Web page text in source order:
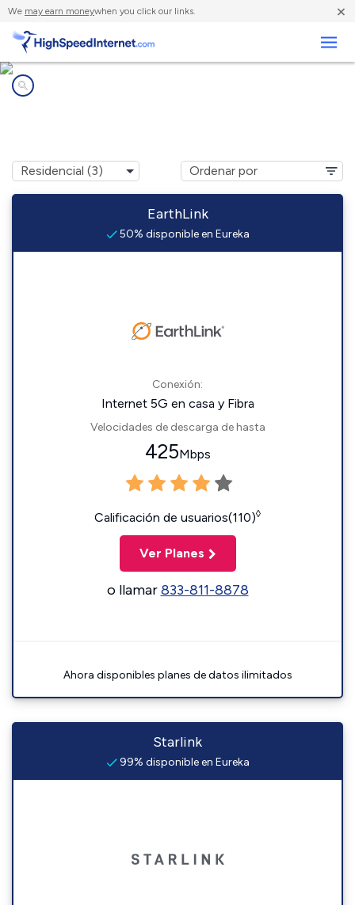
We may earn moneywhen you click our links. ×
EarthLink
50% disponible en Eureka
Conexión:
Internet 5G en casa y Fibra
Velocidades de descarga de hasta
425Mbps
Calificación de usuarios(110)◊
Ver Planes
o llamar833-811-8878
Ahora disponibles planes de datos ilimitados
Starlink
99% disponible en Eureka